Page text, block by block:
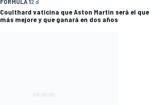
FÓRMULA 12 d
Coulthard vaticina que Aston Martin será el que
más mejore y que ganará en dos años